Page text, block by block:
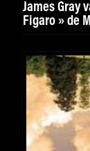
James Gray
Figaro » de